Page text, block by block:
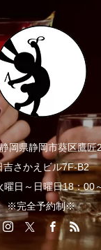
岡県静岡市葵区鷹匠
吉さかえビル7F-B2
曜日～日曜日18：00
※完全予約制※